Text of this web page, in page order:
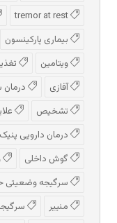
بیماری پارکینسون
ویتامین
آفازی
تشخیص
درمان دارویی پنیک
گوش داخلی
سرگیجه
منییر